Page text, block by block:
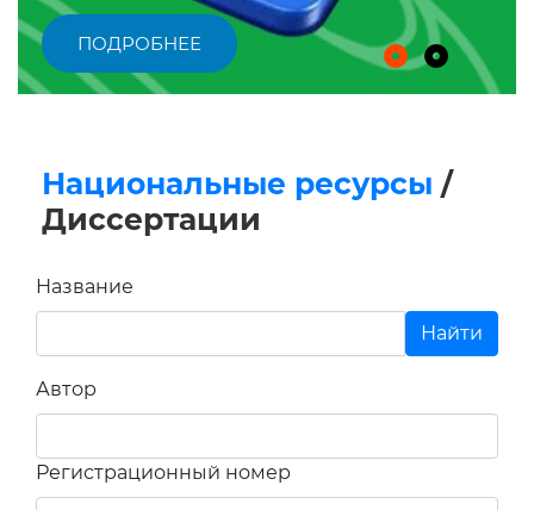
ПОДРОБНЕЕ
Национальные ресурсы /
Диссертации
Название
Автор
Регистрационный номер